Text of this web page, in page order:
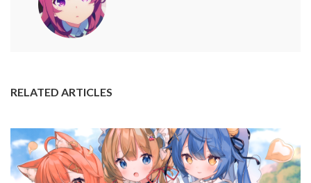
RELATED ARTICLES